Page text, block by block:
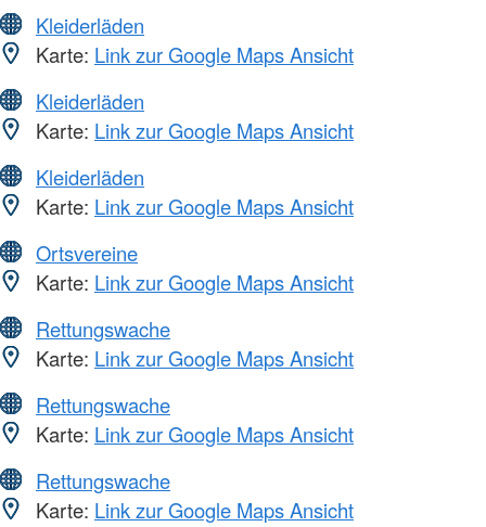
Kleiderläden
Karte: Link zur Google Maps Ansicht
Kleiderläden
Karte: Link zur Google Maps Ansicht
Kleiderläden
Karte: Link zur Google Maps Ansicht
Ortsvereine
Karte: Link zur Google Maps Ansicht
Rettungswache
Karte: Link zur Google Maps Ansicht
Rettungswache
Karte: Link zur Google Maps Ansicht
Rettungswache
Karte: Link zur Google Maps Ansicht